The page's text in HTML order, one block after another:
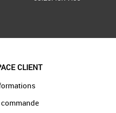
CLIENT